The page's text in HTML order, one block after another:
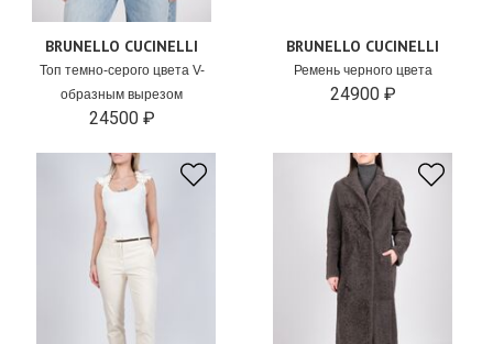
BRUNELLO CUCINELLI
Топ темно-серого цвета V-
образным вырезом
24500 ₽
BRUNELLO CUCINELLI
Ремень черного цвета
24900 ₽